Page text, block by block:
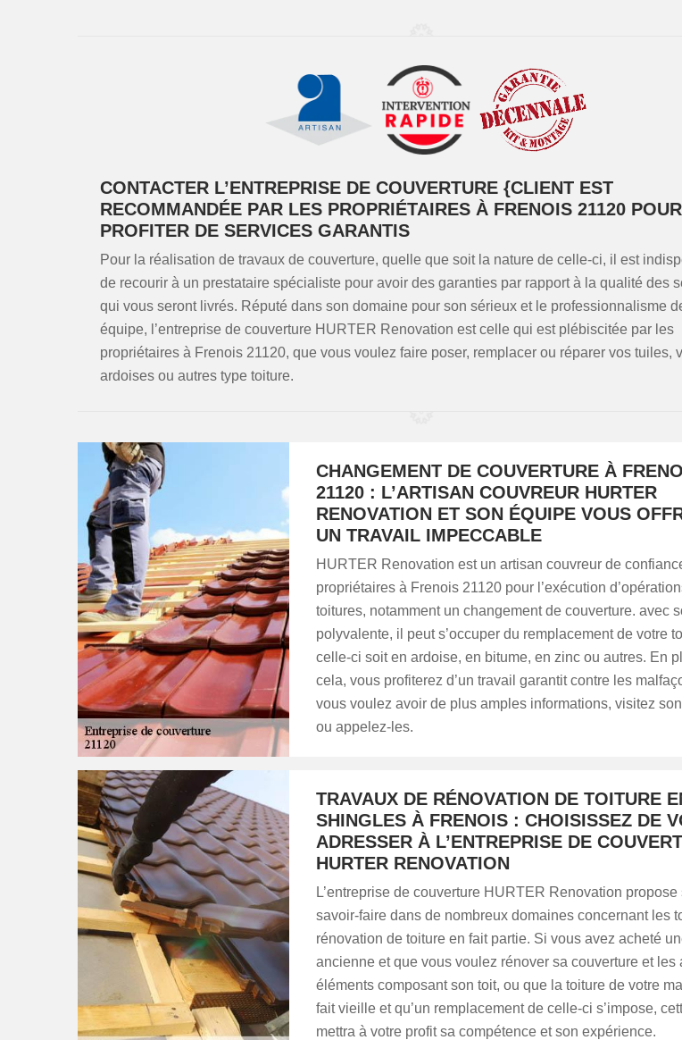
CONTACTER L’ENTREPRISE DE COUVERTURE {CLIENT EST
RECOMMANDÉE PAR LES PROPRIÉTAIRES À FRENOIS 21120 POUR
PROFITER DE SERVICES GARANTIS
Pour la réalisation de travaux de couverture, quelle que soit la nature de celle-ci, il est
de recourir à un prestataire spécialiste pour avoir des garanties par rapport à la qualité des
qui vous seront livrés. Réputé dans son domaine pour son sérieux et le professionnalisme
équipe, l’entreprise de couverture HURTER Renovation est celle qui est plébiscitée par les
propriétaires à Frenois 21120, que vous voulez faire poser, remplacer ou réparer vos tuiles,
ardoises ou autres type toiture.
CHANGEMENT DE COUVERTURE À
21120 : L’ARTISAN COUVREUR HURTER
RENOVATION ET SON ÉQUIPE VOUS
UN TRAVAIL IMPECCABLE
HURTER Renovation est un artisan couvreur de
propriétaires à Frenois 21120 pour l’exécution
toitures, notamment un changement de couverture. avec
polyvalente, il peut s’occuper du remplacement de votre
celle-ci soit en ardoise, en bitume, en zinc ou autres. En
cela, vous profiterez d’un travail garantit contre les
vous voulez avoir de plus amples informations, visitez
ou appelez-les.
TRAVAUX DE RÉNOVATION DE TOITURE
SHINGLES À FRENOIS : CHOISISSEZ DE
ADRESSER À L’ENTREPRISE DE
HURTER RENOVATION
L’entreprise de couverture HURTER Renovation propose
savoir-faire dans de nombreux domaines concernant les
rénovation de toiture en fait partie. Si vous avez acheté
ancienne et que vous voulez rénover sa couverture et les
éléments composant son toit, ou que la toiture de votre
fait vieille et qu’un remplacement de celle-ci s’impose,
mettra à votre profit sa compétence et son expérience.